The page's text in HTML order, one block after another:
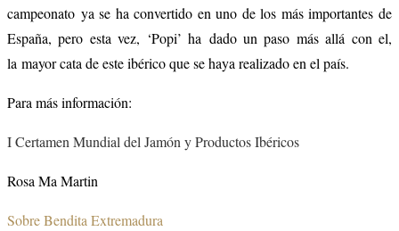
campeonato ya se ha convertido en uno de los más importantes de
España, pero esta vez, ‘Popi’ ha dado un paso más allá con el,
la mayor cata de este ibérico que se haya realizado en el país.
Para más información:
I Certamen Mundial del Jamón y Productos Ibéricos
Rosa Ma Martin
Sobre Bendita Extremadura